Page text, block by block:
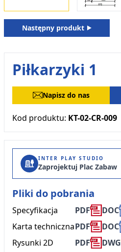
Następny produkt ⯈
Piłkarzyki 1
Napisz do nas
Kod produktu: KT-02-CR-009
INTER PLAY STUDIO
Zaprojektuj Plac Zabaw
Pliki do pobrania
Specyfikacja PDF
DOC
Karta technicznaPDF
DOC
Rysunki 2D
PDF
DWG